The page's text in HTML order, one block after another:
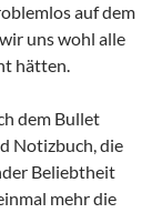
auf dem
uns wohl alle
hätten.
dem Bullet
Notizbuch, die
Beliebtheit
mehr die